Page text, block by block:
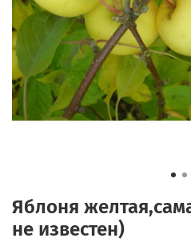
Яблоня
не известен)